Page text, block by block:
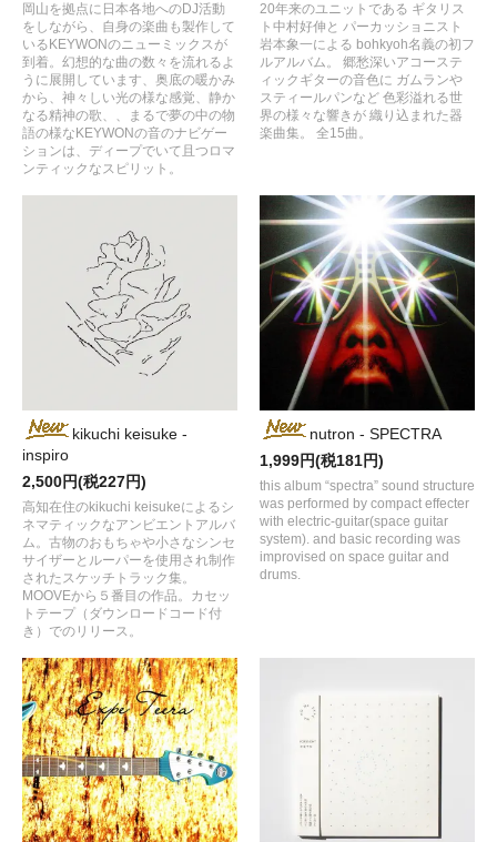
岡山を拠点に日本各地へのDJ活動
をしながら、自身の楽曲も製作して
いるKEYWONのニューミックスが
到着。幻想的な曲の数々を流れるよ
うに展開しています、奥底の暖かみ
から、神々しい光の様な感覚、静か
なる精神の歌、、まるで夢の中の物
語の様なKEYWONの音のナビゲー
ションは、ディープでいて且つロマ
ンティックなスピリット。
20年来のユニットである ギタリス
ト中村好伸と パーカッショニスト
岩本象一による bohkyoh名義の初フ
ルアルバム。 郷愁深いアコーステ
ィックギターの音色に ガムランや
スティールパンなど 色彩溢れる世
界の様々な響きが 織り込まれた器
楽曲集。 全15曲。
kikuchi keisuke -
inspiro
2,500円(税227円)
高知在住のkikuchi keisukeによるシ
ネマティックなアンビエントアルバ
ム。古物のおもちゃや小さなシンセ
サイザーとルーパーを使用され制作
されたスケッチトラック集。
MOOVEから５番目の作品。カセッ
トテープ（ダウンロードコード付
き）でのリリース。
nutron - SPECTRA
1,999円(税181円)
this album “spectra” sound structure
was performed by compact effecter
with electric-guitar(space guitar
system). and basic recording was
improvised on space guitar and
drums.